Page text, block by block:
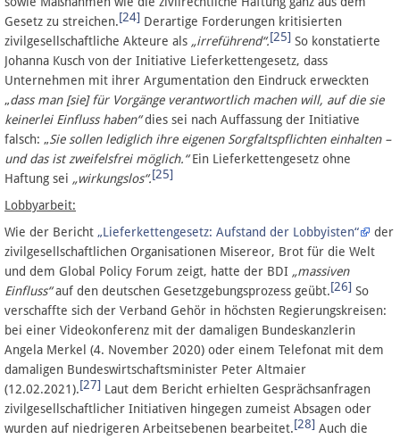
Gesetz zu streichen.[24] Derartige Forderungen kritisierten
zivilgesellschaftliche Akteure als „irreführend“.[25] So konstatierte
Johanna Kusch von der Initiative Lieferkettengesetz, dass
Unternehmen mit ihrer Argumentation den Eindruck erweckten
„dass man [sie] für Vorgänge verantwortlich machen will, auf die sie
keinerlei Einfluss haben“dies sei nach Auffassung der Initiative
falsch: „Sie sollen lediglich ihre eigenen Sorgfaltspflichten einhalten –
und das ist zweifelsfrei möglich.“Ein Lieferkettengesetz ohne
Haftung sei „wirkungslos“.[25]
Lobbyarbeit:
Wie der Bericht „Lieferkettengesetz: Aufstand der Lobbyisten“
der
zivilgesellschaftlichen Organisationen Misereor, Brot für die Welt
und dem Global Policy Forum zeigt, hatte der BDI „massiven
Einfluss“auf den deutschen Gesetzgebungsprozess geübt.[26] So
verschaffte sich der Verband Gehör in höchsten Regierungskreisen:
bei einer Videokonferenz mit der damaligen Bundeskanzlerin
Angela Merkel (4. November 2020) oder einem Telefonat mit dem
damaligen Bundeswirtschaftsminister Peter Altmaier
(12.02.2021).[27] Laut dem Bericht erhielten Gesprächsanfragen
zivilgesellschaftlicher Initiativen hingegen zumeist Absagen oder
wurden auf niedrigeren Arbeitsebenen bearbeitet.[28] Auch die